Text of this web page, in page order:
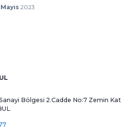
Mayıs2023
Bölgesi 2.Cadde No:7 Zemin Kat